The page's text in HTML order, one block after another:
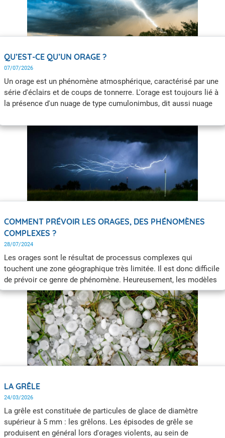
informé.
QU’EST-CE QU’UN ORAGE ?
07/07/2026
Un orage est un phénomène atmosphérique, caractérisé par une
série d'éclairs et de coups de tonnerre. L'orage est toujours lié à
la présence d'un nuage de type cumulonimbus, dit aussi nuage
associés ? Comment se protéger de la foudre ? Que se passe-t-il
au cœur des cumulonimbus ?
COMMENT PRÉVOIR LES ORAGES, DES PHÉNOMÈNES
COMPLEXES ?
28/07/2024
Les orages sont le résultat de processus complexes qui
touchent une zone géographique très limitée. Il est donc difficile
de prévoir ce genre de phénomène. Heureusement, les modèles
numériques nous y aident.
LA GRÊLE
24/03/2026
La grêle est constituée de particules de glace de diamètre
supérieur à 5 mm : les grêlons. Les épisodes de grêle se
produisent en général lors d'orages violents, au sein de